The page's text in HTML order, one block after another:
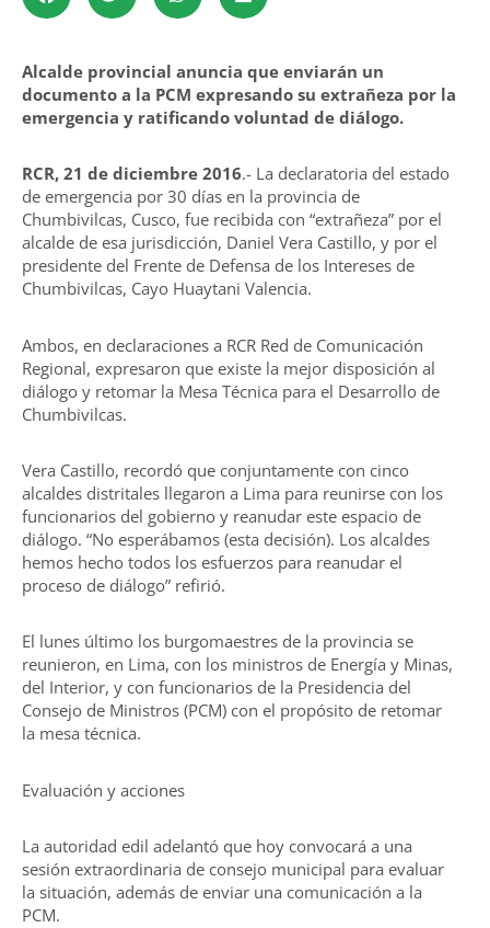
Alcalde provincial anuncia que enviarán un
documento a la PCM expresando su extrañeza por la
emergencia y ratificando voluntad de diálogo.
RCR, 21 de diciembre 2016.- La declaratoria del estado
de emergencia por 30 días en la provincia de
Chumbivilcas, Cusco, fue recibida con “extrañeza” por el
alcalde de esa jurisdicción, Daniel Vera Castillo, y por el
presidente del Frente de Defensa de los Intereses de
Chumbivilcas, Cayo Huaytani Valencia.
Ambos, en declaraciones a RCR Red de Comunicación
Regional, expresaron que existe la mejor disposición al
diálogo y retomar la Mesa Técnica para el Desarrollo de
Chumbivilcas.
Vera Castillo, recordó que conjuntamente con cinco
alcaldes distritales llegaron a Lima para reunirse con los
funcionarios del gobierno y reanudar este espacio de
diálogo. “No esperábamos (esta decisión). Los alcaldes
hemos hecho todos los esfuerzos para reanudar el
proceso de diálogo” refirió.
El lunes último los burgomaestres de la provincia se
reunieron, en Lima, con los ministros de Energía y Minas,
del Interior, y con funcionarios de la Presidencia del
Consejo de Ministros (PCM) con el propósito de retomar
la mesa técnica.
Evaluación y acciones
La autoridad edil adelantó que hoy convocará a una
sesión extraordinaria de consejo municipal para evaluar
la situación, además de enviar una comunicación a la
PCM.